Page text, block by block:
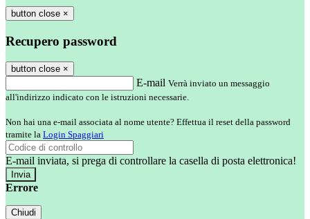
button close ×
Recupero password
button close ×
E-mail Verrà inviato un messaggio
all'indirizzo indicato con le istruzioni necessarie.
Non hai una e-mail associata al nome utente? Effettua il reset della password
tramite la Login Spaggiari
E-mail inviata, si prega di controllare la casella di posta elettronica!
Errore
Chiudi